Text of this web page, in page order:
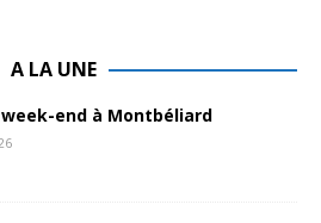
A LA UNE
end à Montbéliard